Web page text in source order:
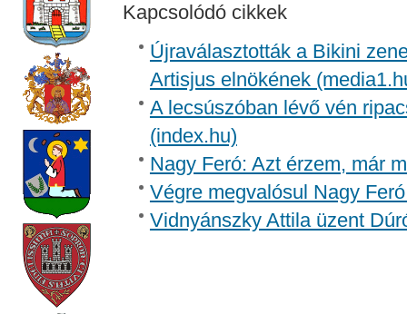
Kapcsolódó cikkek
Újraválasztották a Bikini
Artisjus elnökének
A lecsúszóban lévő vén
(index.hu)
Nagy Feró: Azt érzem, már
Végre megvalósul Nagy
Vidnyánszky Attila üzent